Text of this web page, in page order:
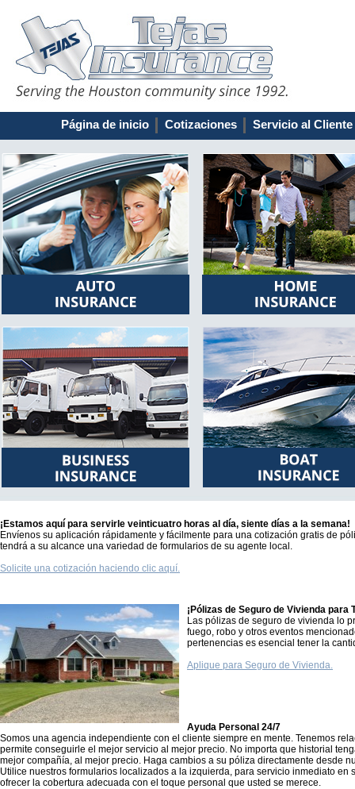
Página de inicio Cotizaciones Servicio al Cliente
¡Estamos aquí para servirle veinticuatro horas al día, siente días a la semana!
Envíenos su aplicación rápidamente y fácilmente para una cotización gratis de
tendrá a su alcance una variedad de formularios de su agente local.
Solicite una cotización haciendo clic aquí.
¡Pólizas de Seguro de Vivienda para
Las pólizas de seguro de vivienda lo
fuego, robo y otros eventos
pertenencias es esencial tener la
Aplique para Seguro de Vivienda.
Ayuda Personal 24/7
Somos una agencia independiente con el cliente siempre en mente. Tenemos
permite conseguirle el mejor servicio al mejor precio. No importa que historial
mejor compañía, al mejor precio. Haga cambios a su póliza directamente desde
Utilice nuestros formularios localizados a la izquierda, para servicio inmediato
ofrecer la cobertura adecuada con el toque personal que usted se merece.